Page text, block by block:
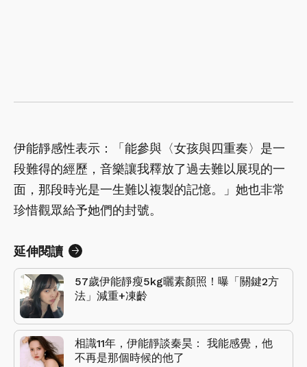
伊能靜感性表示：「能參與〈女孩與四重奏〉是一
段難得的經歷，音樂讓我釋放了過去難以展現的一
面，那段時光是一生難以複製的記憶。」她也非常
珍惜觀眾給予她們的封號。
延伸閱讀
57歲伊能靜瘦5kg曬素顏照！曝「關鍵2方
法」減重+凍齡
相識11年，伊能靜談秦昊： 我能感覺，他
不再是那個時候的他了